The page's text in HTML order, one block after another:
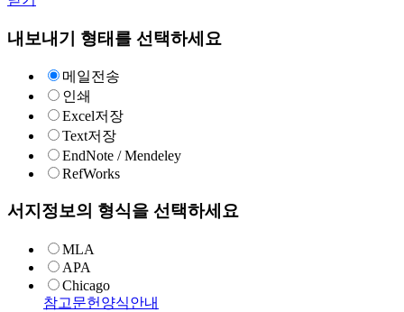
내보내기 형태를 선택하세요
메일전송
인쇄
Excel저장
Text저장
EndNote / Mendeley
RefWorks
서지정보의 형식을 선택하세요
MLA
APA
Chicago
참고문헌양식안내